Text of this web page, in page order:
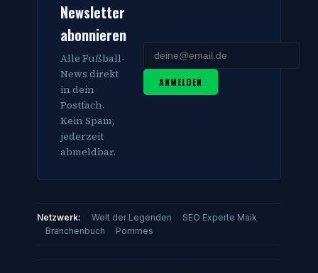
Newsletter
abonnieren
Alle Fußball-
News direkt
in dein
Postfach.
Kein Spam,
jederzeit
abmeldbar.
ANMELDEN
Netzwerk: Welt der Legenden
SEO Experte Maik
Branchenbuch
Pommes